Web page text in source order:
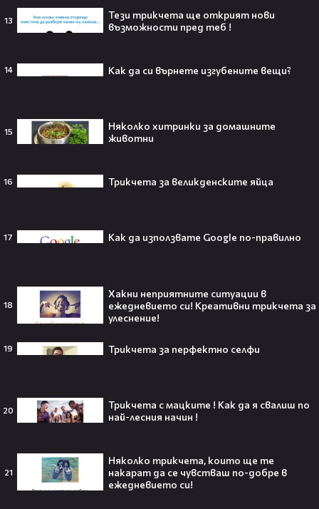
13
Тези трикчета ще открият нови
възможности пред теб !
14 Как да си върнете изгубените вещи?
15
Няколко хитринки за домашните
животни
16 Трикчета за великденските яйца
17 Как да използвате Google по-правилно
18
Хакни неприятните ситуации в
ежедневието си! Креативни трикчета за
улеснение!
19 Трикчета за перфектно селфи
20
Трикчета с мацките ! Как да я свалиш по
най-лесния начин !
21
Няколко трикчета, които ще те
накарат да се чувстваш по-добре в
ежедневието си!
който трябва да спази, иначе
никога няма да се случи.😯💥
всички говорят за него👀🎬
слухове🧐
Пи Диди излиза по-рано от
затвора? Новата дата вече е